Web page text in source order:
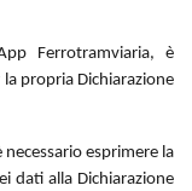
Ferrotramviaria, è
propria Dichiarazione
esprimere la
dati alla Dichiarazione